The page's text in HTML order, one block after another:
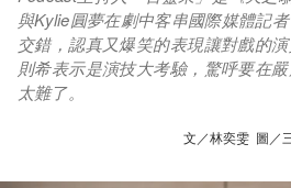
與Kylie圓夢在劇中客串國際媒體記
交錯，認真又爆笑的表現讓對戲的
則希表示是演技大考驗，驚呼要在
太難了。
文／林奕雯 圖／